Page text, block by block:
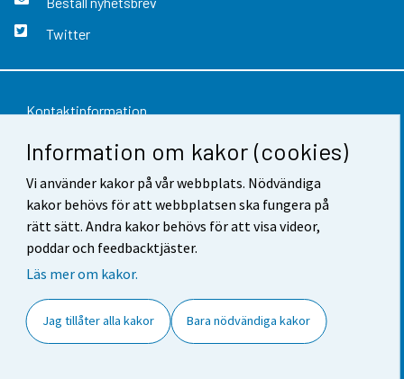
Information om kakor (cookies)
Vi använder kakor på vår webbplats. Nödvändiga
kakor behövs för att webbplatsen ska fungera på
rätt sätt. Andra kakor behövs för att visa videor,
poddar och feedbacktjäster.
Läs mer om kakor.
Jag tillåter alla kakor Bara nödvändiga kakor
Twitter
Kontaktinformation
Respons
Användarvillkor
Dataskydd
Tillgänglighet
Cookie-inställningar